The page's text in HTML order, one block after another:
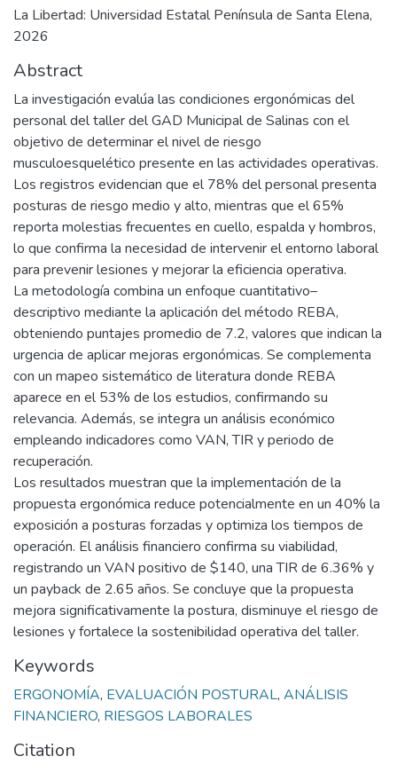
La Libertad: Universidad Estatal Península de Santa Elena,
2026
Abstract
La investigación evalúa las condiciones ergonómicas del
personal del taller del GAD Municipal de Salinas con el
objetivo de determinar el nivel de riesgo
musculoesquelético presente en las actividades operativas.
Los registros evidencian que el 78% del personal presenta
posturas de riesgo medio y alto, mientras que el 65%
reporta molestias frecuentes en cuello, espalda y hombros,
lo que confirma la necesidad de intervenir el entorno laboral
para prevenir lesiones y mejorar la eficiencia operativa.
La metodología combina un enfoque cuantitativo–
descriptivo mediante la aplicación del método REBA,
obteniendo puntajes promedio de 7.2, valores que indican la
urgencia de aplicar mejoras ergonómicas. Se complementa
con un mapeo sistemático de literatura donde REBA
aparece en el 53% de los estudios, confirmando su
relevancia. Además, se integra un análisis económico
empleando indicadores como VAN, TIR y periodo de
recuperación.
Los resultados muestran que la implementación de la
propuesta ergonómica reduce potencialmente en un 40% la
exposición a posturas forzadas y optimiza los tiempos de
operación. El análisis financiero confirma su viabilidad,
registrando un VAN positivo de $140, una TIR de 6.36% y
un payback de 2.65 años. Se concluye que la propuesta
mejora significativamente la postura, disminuye el riesgo de
lesiones y fortalece la sostenibilidad operativa del taller.
Keywords
ERGONOMÍA, EVALUACIÓN POSTURAL, ANÁLISIS
FINANCIERO, RIESGOS LABORALES
Citation